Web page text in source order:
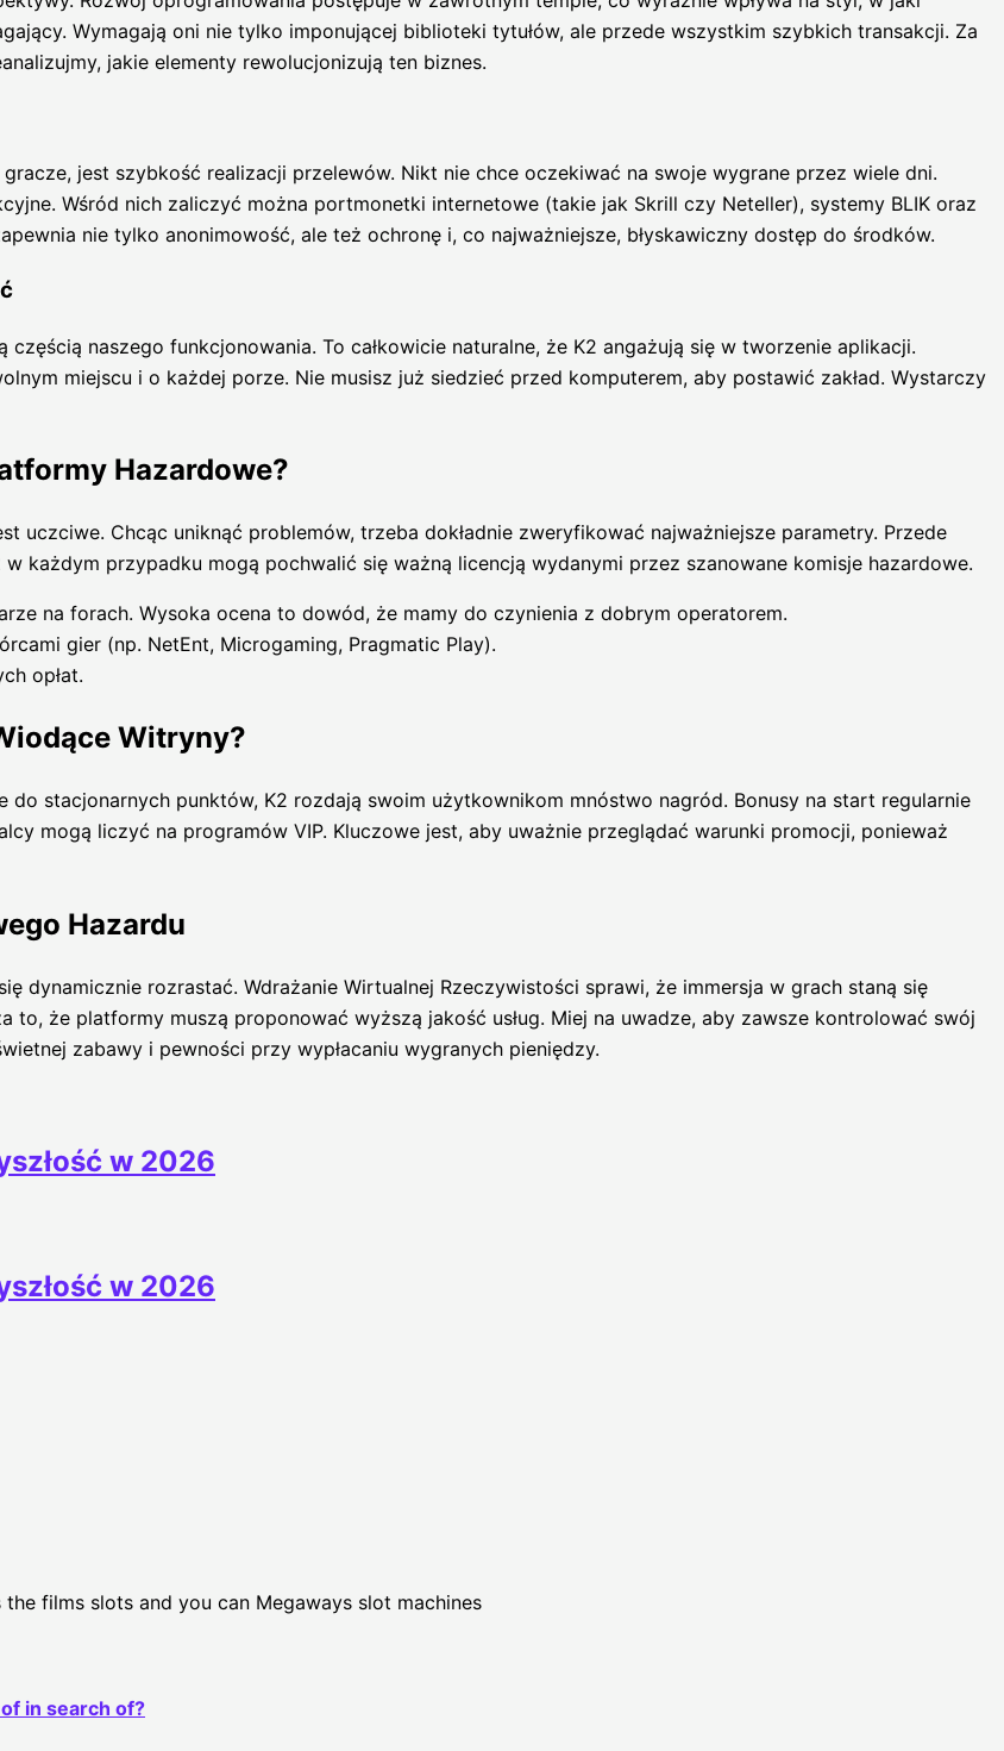
Wymagają oni nie tylko imponującej biblioteki tytułów, ale przede wszystkim szybkich transakcji. Za
jakie elementy rewolucjonizują ten biznes.
jest szybkość realizacji przelewów. Nikt nie chce oczekiwać na swoje wygrane przez wiele dni.
Wśród nich zaliczyć można portmonetki internetowe (takie jak Skrill czy Neteller), systemy BLIK oraz
nie tylko anonimowość, ale też ochronę i, co najważniejsze, błyskawiczny dostęp do środków.
częścią naszego funkcjonowania. To całkowicie naturalne, że K2 angażują się w tworzenie aplikacji.
miejscu i o każdej porze. Nie musisz już siedzieć przed komputerem, aby postawić zakład. Wystarczy
Hazardowe?
uczciwe. Chcąc uniknąć problemów, trzeba dokładnie zweryfikować najważniejsze parametry. Przede
każdym przypadku mogą pochwalić się ważną licencją wydanymi przez szanowane komisje hazardowe.
na forach. Wysoka ocena to dowód, że mamy do czynienia z dobrym operatorem.
gier (np. NetEnt, Microgaming, Pragmatic Play).
opłat.
Witryny?
do stacjonarnych punktów, K2 rozdają swoim użytkownikom mnóstwo nagród. Bonusy na start regularnie
mogą liczyć na programów VIP. Kluczowe jest, aby uważnie przeglądać warunki promocji, ponieważ
Hazardu
dynamicznie rozrastać. Wdrażanie Wirtualnej Rzeczywistości sprawi, że immersja w grach staną się
to, że platformy muszą proponować wyższą jakość usług. Miej na uwadze, aby zawsze kontrolować swój
zabawy i pewności przy wypłacaniu wygranych pieniędzy.
w 2026
w 2026
films slots and you can Megaways slot machines
in search of?